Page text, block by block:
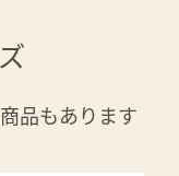
品もあります